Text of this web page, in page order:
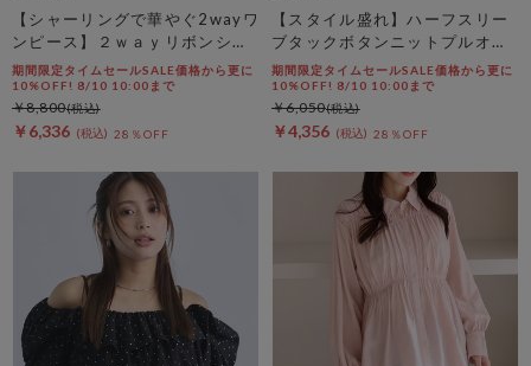
【シャーリングで華やぐ2wayワ
ンピース】２ｗａｙリボンシャ
ーリングノースリワンピース
期間限定タイムセールSALE価格から更に
10%OFF! 8/10 10:00まで
￥6,336 28％OFF
￥8,800
【スタイル盛れ】ハーフスリー
ブタックボタンニットプルオー
バー
期間限定タイムセールSALE価格から更に
10%OFF! 8/10 10:00まで
￥4,356 28％OFF
￥6,050